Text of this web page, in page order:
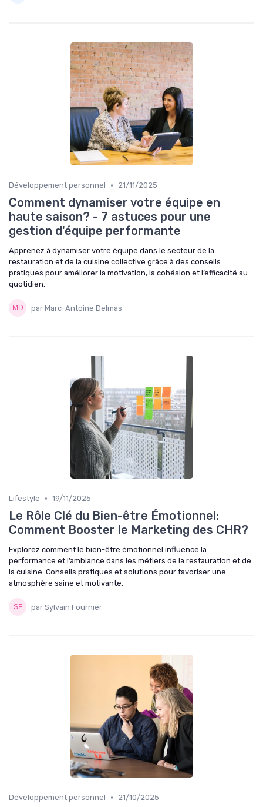
Développement personnel • 21/11/2025
Comment dynamiser votre équipe en
haute saison? - 7 astuces pour une
gestion d'équipe performante
Apprenez à dynamiser votre équipe dans le secteur de la
restauration et de la cuisine collective grâce à des conseils
pratiques pour améliorer la motivation, la cohésion et l’efficacité au
quotidien.
par Marc-Antoine Delmas
Lifestyle • 19/11/2025
Le Rôle Clé du Bien-être Émotionnel:
Comment Booster le Marketing des CHR?
Explorez comment le bien-être émotionnel influence la
performance et l’ambiance dans les métiers de la restauration et de
la cuisine. Conseils pratiques et solutions pour favoriser une
atmosphère saine et motivante.
par Sylvain Fournier
Développement personnel • 21/10/2025